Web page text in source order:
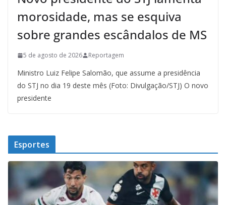
morosidade, mas se esquiva
sobre grandes escândalos de MS
5 de agosto de 2026 Reportagem
Ministro Luiz Felipe Salomão, que assume a presidência
do STJ no dia 19 deste mês (Foto: Divulgação/STJ) O novo
presidente
Esportes